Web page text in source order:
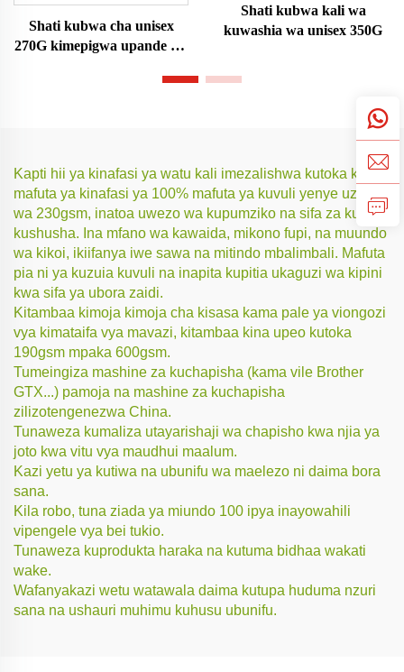
Shati kubwa cha unisex
270G kimepigwa upande wa
Shati kubwa kali wa
kuwashia wa unisex 350G
Kapti hii ya kinafasi ya watu kali imezalishwa kutoka kwa
mafuta ya kinafasi ya 100% mafuta ya kuvuli yenye uzito
wa 230gsm, inatoa uwezo wa kupumziko na sifa za kuzuia
kushusha. Ina mfano wa kawaida, mikono fupi, na muundo
wa kikoi, ikiifanya iwe sawa na mitindo mbalimbali. Mafuta
pia ni ya kuzuia kuvuli na inapita kupitia ukaguzi wa kipini
kwa sifa ya ubora zaidi.
Kitambaa kimoja kimoja cha kisasa kama pale ya viongozi
vya kimataifa vya mavazi, kitambaa kina upeo kutoka
190gsm mpaka 600gsm.
Tumeingiza mashine za kuchapisha (kama vile Brother
GTX...) pamoja na mashine za kuchapisha
zilizotengenezwa China.
Tunaweza kumaliza utayarishaji wa chapisho kwa njia ya
joto kwa vitu vya maudhui maalum.
Kazi yetu ya kutiwa na ubunifu wa maelezo ni daima bora
sana.
Kila robo, tuna ziada ya miundo 100 ipya inayowahili
vipengele vya bei tukio.
Tunaweza kuprodukta haraka na kutuma bidhaa wakati
wake.
Wafanyakazi wetu watawala daima kutupa huduma nzuri
sana na ushauri muhimu kuhusu ubunifu.